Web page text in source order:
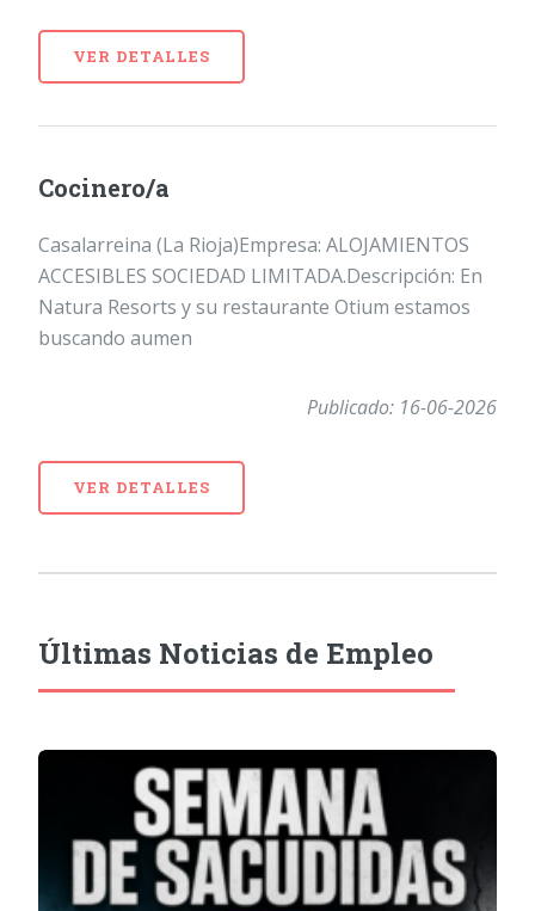
VER DETALLES
Cocinero/a
Casalarreina (La Rioja)Empresa: ALOJAMIENTOS
ACCESIBLES SOCIEDAD LIMITADA.Descripción: En
Natura Resorts y su restaurante Otium estamos
buscando aumen
Publicado: 16-06-2026
VER DETALLES
Últimas Noticias de Empleo